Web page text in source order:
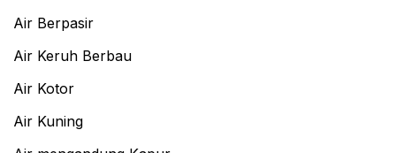
Air Berpasir
Air Keruh Berbau
Air Kotor
Air Kuning